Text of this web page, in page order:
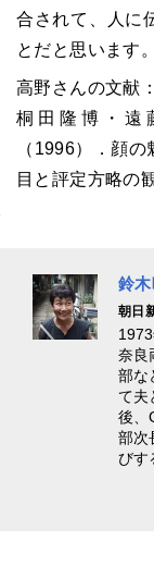
合されて、人に
とだと思います。
高野さんの文献：
桐田隆博・
（1996）．顔
目と評定方略の
鈴
朝日
奈良
部な
て夫
後、
部次
びす